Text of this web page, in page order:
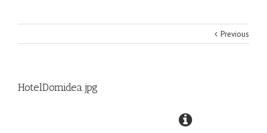
Previous
HotelDomidea.jpg